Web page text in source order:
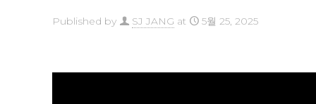
Published by SJ JANG at 5월 25, 2025